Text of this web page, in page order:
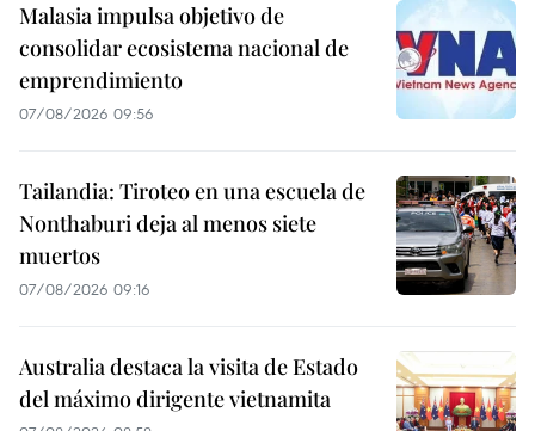
Malasia impulsa objetivo de
consolidar ecosistema nacional de
emprendimiento
07/08/2026 09:56
Tailandia: Tiroteo en una escuela de
Nonthaburi deja al menos siete
muertos
07/08/2026 09:16
Australia destaca la visita de Estado
del máximo dirigente vietnamita